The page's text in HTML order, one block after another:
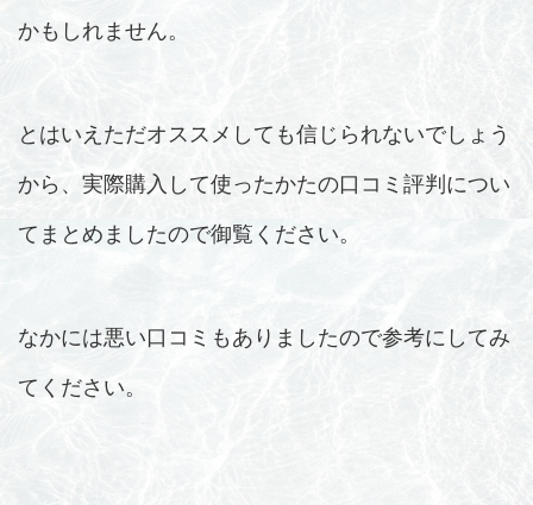
かもしれません。
とはいえただオススメしても信じられないでしょう
から、実際購入して使ったかたの口コミ評判につい
てまとめましたので御覧ください。
なかには悪い口コミもありましたので参考にしてみ
てください。